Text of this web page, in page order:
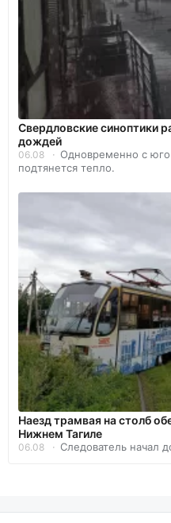
Свердловские синоптики
дождей
06.08
Одновременно с
подтянется тепло.
Наезд трамвая на столб
Нижнем Тагиле
06.08 Следователь начал